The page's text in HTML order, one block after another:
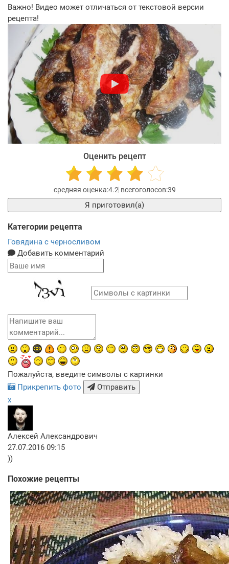
Важно! Видео может отличаться от текстовой версии
рецепта!
Оценить рецепт
4.2 39
Я приготовил(а)
Категории рецепта
Говядина с черносливом
Добавить комментарий
Пожалуйста, введите символы с картинки
Прикрепить фото
Отправить
x
Алексей Александрович
27.07.2016 09:15
))
Похожие рецепты